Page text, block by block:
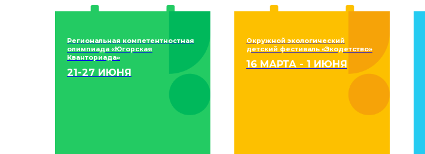
Региональная компетентностная
олимпиада «Югорская
Кванториада»
21-27 ИЮНЯ
Окружной экологический
детский фестиваль «Экодетство»
16 МАРТА - 1 ИЮНЯ